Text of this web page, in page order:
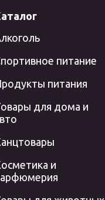
питание
питания
для дома и
и